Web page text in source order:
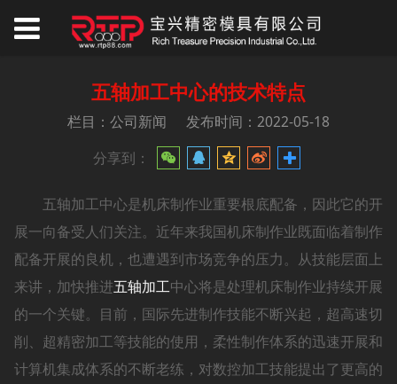
五轴加工中心的技术特点
栏目：公司新闻
发布时间：2022-05-18
分享到：
五轴加工中心是机床制作业重要根底配备，因此它的开
展一向备受人们关注。近年来我国机床制作业既面临着制作
配备开展的良机，也遭遇到市场竞争的压力。从技能层面上
来讲，加快推进五轴加工中心将是处理机床制作业持续开展
的一个关键。目前，国际先进制作技能不断兴起，超高速切
削、超精密加工等技能的使用，柔性制作体系的迅速开展和
计算机集成体系的不断老练，对数控加工技能提出了更高的